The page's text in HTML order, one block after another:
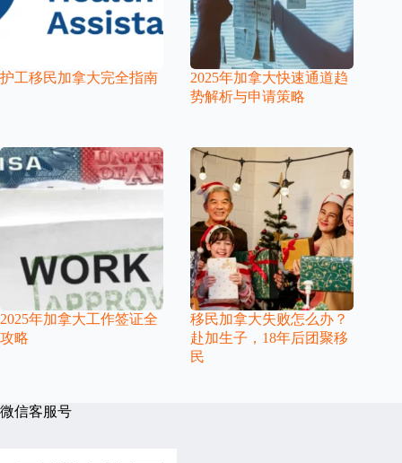
护工移民加拿大完全指南
2025年加拿大快速通道趋
势解析与申请策略
2025年加拿大工作签证全
攻略
移民加拿大失败怎么办？
赴加生子，18年后团聚移
民
微信客服号